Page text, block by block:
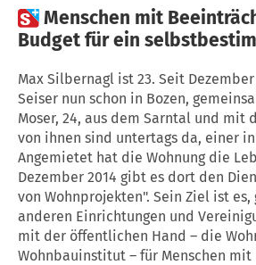
Menschen mit
Budget für ein
Max Silbernagl ist 23. Seit
Seiser nun schon in Bozen,
Moser, 24, aus dem Sarntal und mit
von ihnen sind untertags da, einer
Angemietet hat die Wohnung die
Dezember 2014 gibt es dort den
von Wohnprojekten". Sein Ziel ist
anderen Einrichtungen und
mit der öffentlichen Hand – die
Wohnbauinstitut – für Menschen